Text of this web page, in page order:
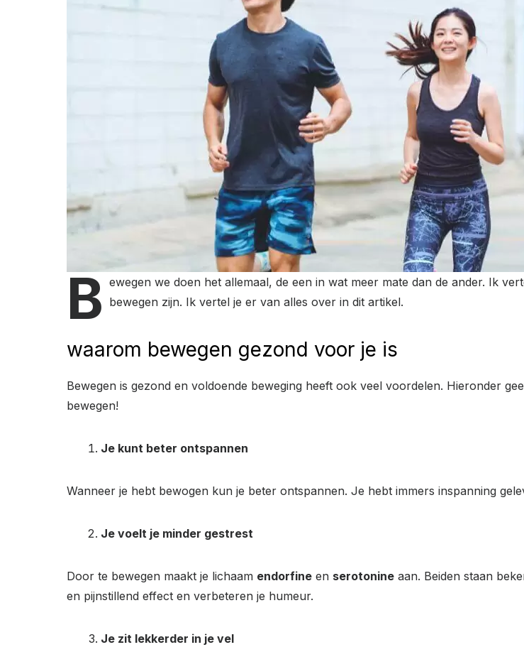
B ewegen we doen het allemaal, de een in wat meer mate dan de ander. Ik
bewegen zijn. Ik vertel je er van alles over in dit artikel.
waarom bewegen gezond voor je is
Bewegen is gezond en voldoende beweging heeft ook veel voordelen. Hieronder
bewegen!
Je kunt beter ontspannen
Wanneer je hebt bewogen kun je beter ontspannen. Je hebt immers inspanning
Je voelt je minder gestrest
Door te bewegen maakt je lichaam endorfine en serotonine aan. Beiden staan
en pijnstillend effect en verbeteren je humeur.
Je zit lekkerder in je vel